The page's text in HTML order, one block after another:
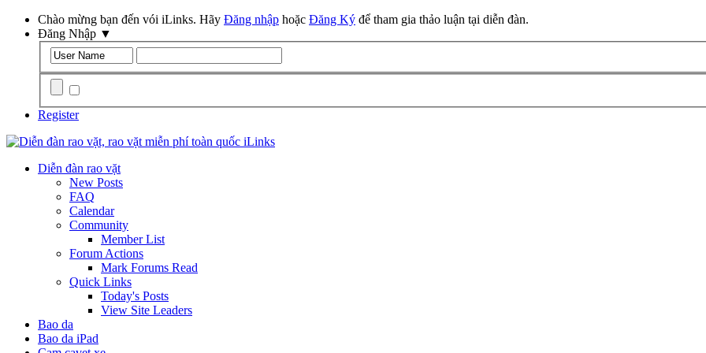
Chào mừng bạn đến vói iLinks. Hãy Đăng nhập hoặc Đăng Ký để tham gia thảo luận tại diễn đàn.
Đăng Nhập ▼
Register
Diễn đàn rao vặt
New Posts
FAQ
Calendar
Community
Member List
Forum Actions
Mark Forums Read
Quick Links
Today's Posts
View Site Leaders
Bao da
Bao da iPad